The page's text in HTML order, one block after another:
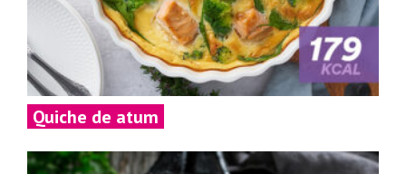
Quiche de atum